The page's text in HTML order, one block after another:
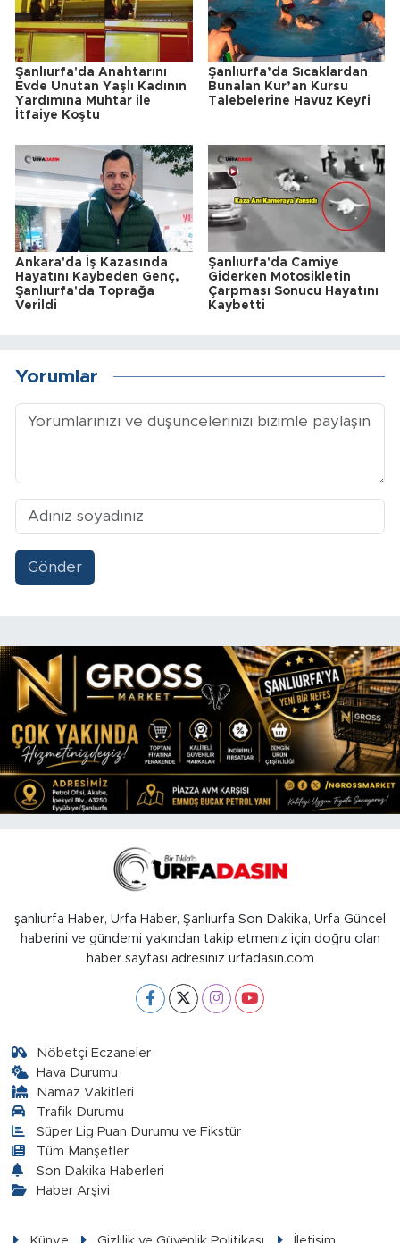
Şanlıurfa'da Anahtarını
Evde Unutan Yaşlı Kadının
Yardımına Muhtar ile
İtfaiye Koştu
Şanlıurfa’da Sıcaklardan
Bunalan Kur’an Kursu
Talebelerine Havuz Keyfi
Ankara'da İş Kazasında
Hayatını Kaybeden Genç,
Şanlıurfa'da Toprağa
Verildi
Şanlıurfa'da Camiye
Giderken Motosikletin
Çarpması Sonucu Hayatını
Kaybetti
Yorumlar
Gönder
şanlıurfa Haber, Urfa Haber, Şanlıurfa Son Dakika, Urfa Güncel
haberini ve gündemi yakından takip etmeniz için doğru olan
haber sayfası adresiniz urfadasin.com
Nöbetçi Eczaneler
Hava Durumu
Namaz Vakitleri
Trafik Durumu
Süper Lig Puan Durumu ve Fikstür
Tüm Manşetler
Son Dakika Haberleri
Haber Arşivi